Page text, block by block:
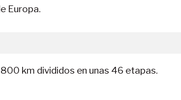
Europa.
km divididos en unas 46 etapas.